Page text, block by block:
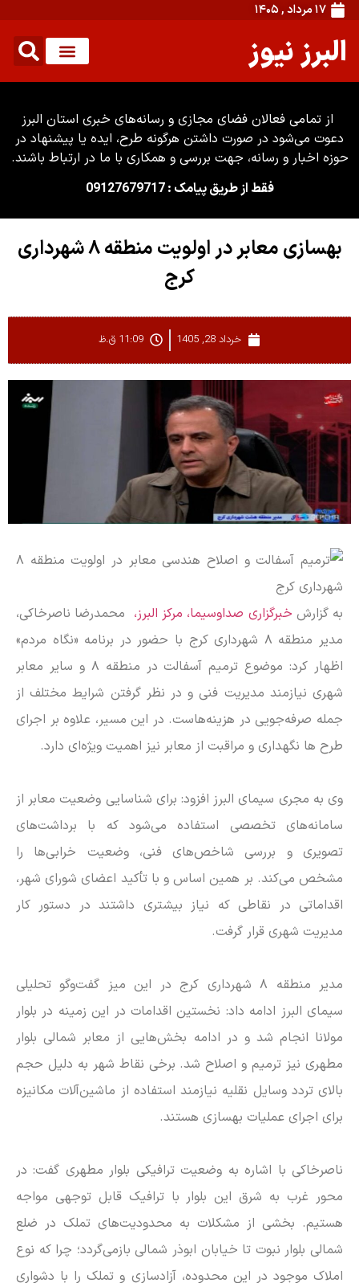
۱۷ مرداد , ۱۴۰۵
البرز نیوز
از تمامی فعالان فضای مجازی و رسانه‌های خبری استان البرز
دعوت می‌شود در صورت داشتن هرگونه طرح، ایده یا پیشنهاد در
حوزه اخبار و رسانه، جهت بررسی و همکاری با ما در ارتباط باشند.
فقط از طریق پیامک : 09127679717
بهسازی معابر در اولویت منطقه ۸ شهرداری
کرج
خرداد 28, 1405 11:09 ق.ظ
به گزارش خبرگزاری صداوسیما، مرکز البرز، محمدرضا ناصرخاکی،
مدیر منطقه ۸ شهرداری کرج با حضور در برنامه «نگاه مردم»
اظهار کرد: موضوع ترمیم آسفالت در منطقه ۸ و سایر معابر
شهری نیازمند مدیریت فنی و در نظر گرفتن شرایط مختلف از
جمله صرفه‌جویی در هزینه‌هاست. در این مسیر، علاوه بر اجرای
طرح ها نگهداری و مراقبت از معابر نیز اهمیت ویژه‌ای دارد.
وی به مجری سیمای البرز افزود: برای شناسایی وضعیت معابر از
سامانه‌های تخصصی استفاده می‌شود که با برداشت‌های
تصویری و بررسی شاخص‌های فنی، وضعیت خرابی‌ها را
مشخص می‌کند. بر همین اساس و با تأکید اعضای شورای شهر،
اقداماتی در نقاطی که نیاز بیشتری داشتند در دستور کار
مدیریت شهری قرار گرفت.
مدیر منطقه ۸ شهرداری کرج در این میز گفت‌و‌گو تحلیلی
سیمای البرز ادامه داد: نخستین اقدامات در این زمینه در بلوار
مولانا انجام شد و در ادامه بخش‌هایی از معابر شمالی بلوار
مطهری نیز ترمیم و اصلاح شد. برخی نقاط شهر به دلیل حجم
بالای تردد وسایل نقلیه نیازمند استفاده از ماشین‌آلات مکانیزه
برای اجرای عملیات بهسازی هستند.
ناصرخاکی با اشاره به وضعیت ترافیکی بلوار مطهری گفت: در
محور غرب به شرق این بلوار با ترافیک قابل توجهی مواجه
هستیم. بخشی از مشکلات به محدودیت‌های تملک در ضلع
شمالی بلوار نبوت تا خیابان ابوذر شمالی بازمی‌گردد؛ چرا که نوع
املاک موجود در این محدوده، آزادسازی و تملک را با دشواری